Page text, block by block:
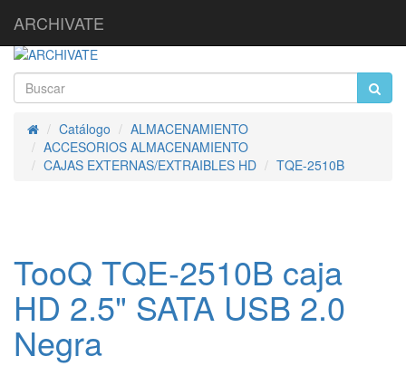
ARCHIVATE
InicioCatálogo
ALMACENAMIENTO
ACCESORIOS ALMACENAMIENTO
CAJAS EXTERNAS/EXTRAIBLES HD
TQE-2510B
TooQ TQE-2510B caja
HD 2.5" SATA USB 2.0
Negra